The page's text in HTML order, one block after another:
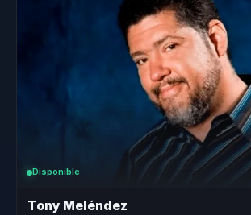
Disponible
Tony Meléndez